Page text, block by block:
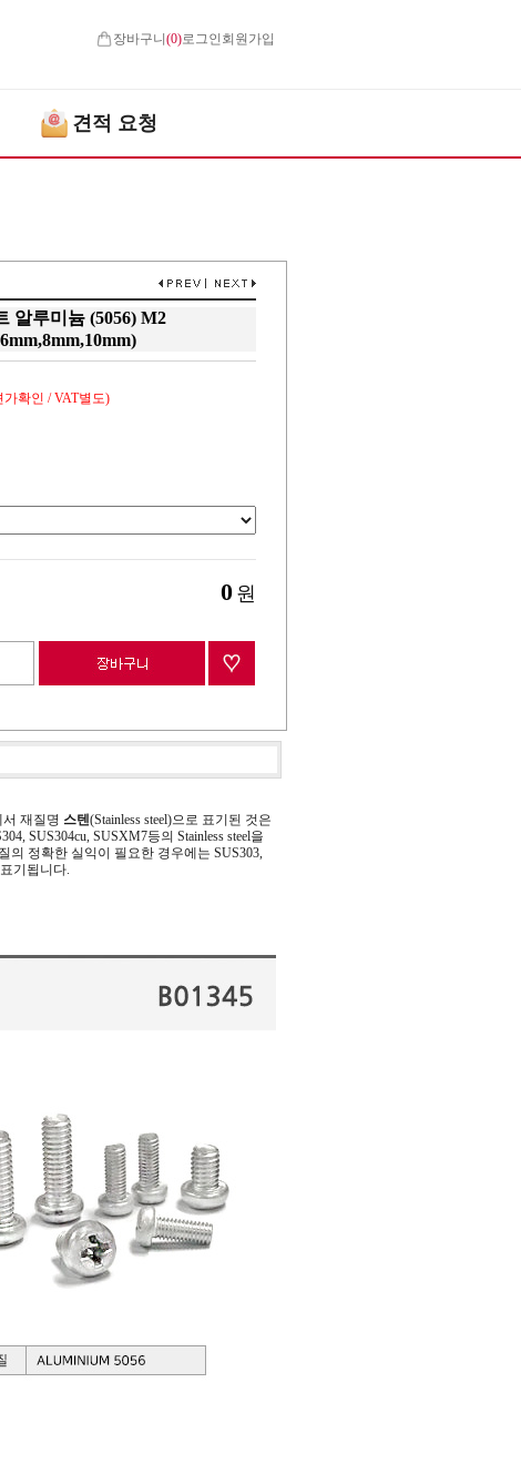
장바구니(0)로그인 회원가입
견적 요청
알루미늄 (5056) M2
가확인 / VAT별도)
0 원
서 재질명 스텐(Stainless steel)으로 표기된 것은
SUS304cu, SUSXM7등의 Stainless steel을
의 정확한 실익이 필요한 경우에는 SUS303,
기됩니다.